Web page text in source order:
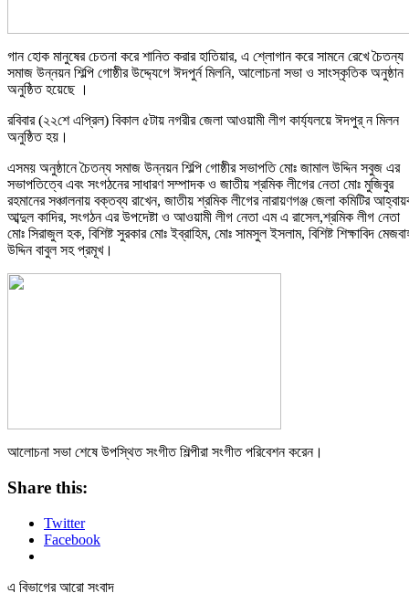
গান হোক মানুষের চেতনা করে শানিত করার হাতিয়ার, এ শ্লোগান করে সামনে রেখে চৈতন্য
সমাজ উন্নয়ন শিল্পি গোষ্ঠীর উদ্দ্যেগে ঈদপুর্ন মিলনি, আলোচনা সভা ও সাংস্কৃতিক অনুষ্ঠান
অনুষ্ঠিত হয়েছে ।
রবিবার (২২শে এপ্রিল) বিকাল ৫টায় নগরীর জেলা আওয়ামী লীগ কার্য্যলয়ে ঈদপুর্ ন মিলন
অনুষ্ঠিত হয়।
এসময় অনুষ্ঠানে চৈতন্য সমাজ উন্নয়ন শিল্পি গোষ্ঠীর সভাপতি মোঃ জামাল উদ্দিন সবুজ এর
সভাপতিত্বে এবং সংগঠনের সাধারণ সম্পাদক ও জাতীয় শ্রমিক লীগের নেতা মোঃ মুজিবুর
রহমানের সঞ্চালনায় বক্তব্য রাখেন, জাতীয় শ্রমিক লীগের নারায়ণগঞ্জ জেলা কমিটির
আব্দুল কাদির, সংগঠন এর উপদেষ্টা ও আওয়ামী লীগ নেতা এম এ রাসেল,শ্রমিক লীগ নেতা
মোঃ সিরাজুল হক, বিশিষ্ট সুরকার মোঃ ইব্রাহিম, মোঃ সামসুল ইসলাম, বিশিষ্ট শিক্ষাবিদ
উদ্দিন বাবুল সহ প্রমূখ।
আলোচনা সভা শেষে উপস্থিত সংগীত শিল্পীরা সংগীত পরিবেশন করেন।
Share this:
Twitter
Facebook
এ বিভাগের আরো সংবাদ